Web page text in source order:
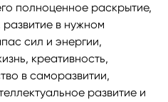
полноценное раскрытие,
в нужном
сил и энергии,
креативность,
в саморазвитии,
развитие и